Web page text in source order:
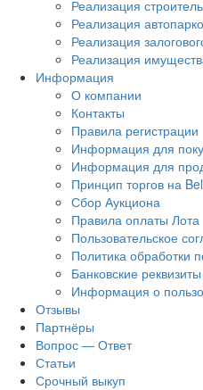
Реализация
Реализация
Реализация
Реализация
Информация
О компании
Контакты
Правила регистрации
Информация для
Информация для
Принцип торгов на
Сбор Аукциона
Правила оплаты Лота
Пользовательское
Политика обработки
Банковские реквизиты
Информация о
Отзывы
Партнёры
Вопрос — Ответ
Статьи
Срочный выкуп